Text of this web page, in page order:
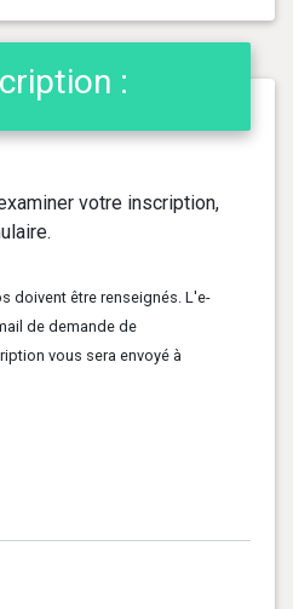
:
votre inscription,
doivent être renseignés. L'e-
de demande de
vous sera envoyé à